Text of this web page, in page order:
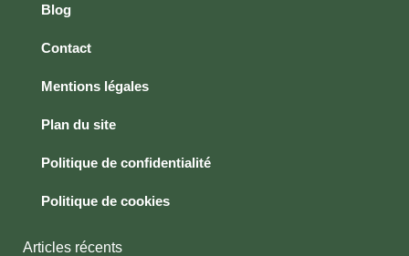
Blog
Contact
Mentions légales
Plan du site
Politique de confidentialité
Politique de cookies
Articles récents